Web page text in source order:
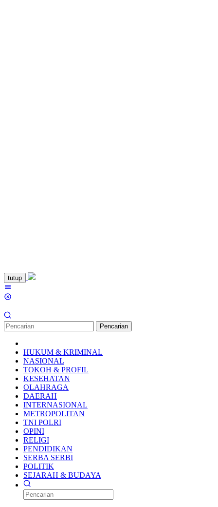
Loncat
ke
konten
tutup
Pencarian
HUKUM & KRIMINAL
NASIONAL
TOKOH & PROFIL
KESEHATAN
OLAHRAGA
DAERAH
INTERNASIONAL
METROPOLITAN
TNI POLRI
OPINI
RELIGI
PENDIDIKAN
SERBA SERBI
POLITIK
SEJARAH & BUDAYA